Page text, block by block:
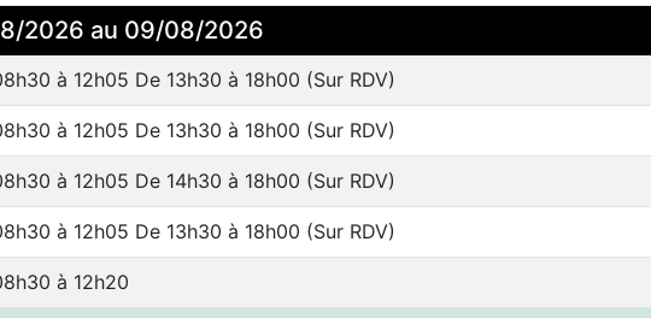
2026 au 09/08/2026
à 12h05 De 13h30 à 18h00 (Sur RDV)
à 12h05 De 13h30 à 18h00 (Sur RDV)
à 12h05 De 14h30 à 18h00 (Sur RDV)
à 12h05 De 13h30 à 18h00 (Sur RDV)
à 12h20